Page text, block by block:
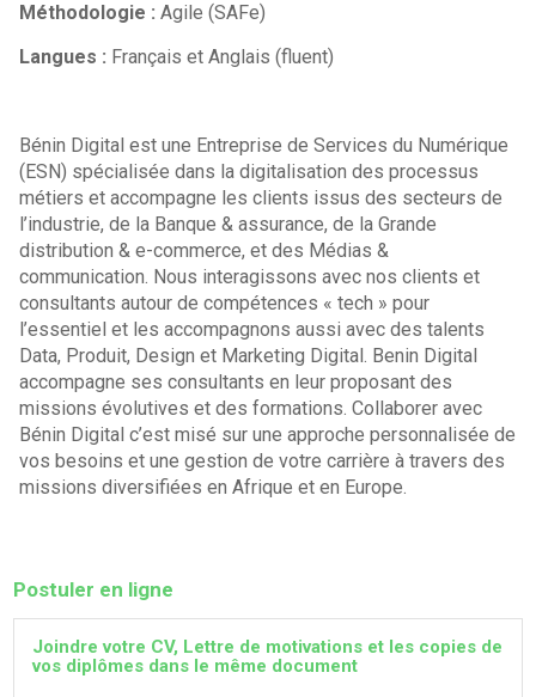
Méthodologie : Agile (SAFe)
Langues : Français et Anglais (fluent)
Bénin Digital est une Entreprise de Services du Numérique
(ESN) spécialisée dans la digitalisation des processus
métiers et accompagne les clients issus des secteurs de
l’industrie, de la Banque & assurance, de la Grande
distribution & e-commerce, et des Médias &
communication. Nous interagissons avec nos clients et
consultants autour de compétences « tech » pour
l’essentiel et les accompagnons aussi avec des talents
Data, Produit, Design et Marketing Digital. Benin Digital
accompagne ses consultants en leur proposant des
missions évolutives et des formations. Collaborer avec
Bénin Digital c’est misé sur une approche personnalisée de
vos besoins et une gestion de votre carrière à travers des
missions diversifiées en Afrique et en Europe.
Postuler en ligne
Joindre votre CV, Lettre de motivations et les copies de
vos diplômes dans le même document